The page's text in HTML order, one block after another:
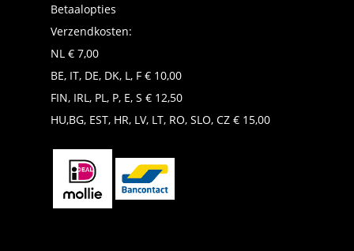
Betaalopties
Verzendkosten:
NL € 7,00
BE, IT, DE, DK, L, F € 10,00
FIN, IRL, PL, P, E, S € 12,50
HU,BG, EST, HR, LV, LT, RO, SLO, CZ € 15,00